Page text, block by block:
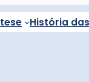
História